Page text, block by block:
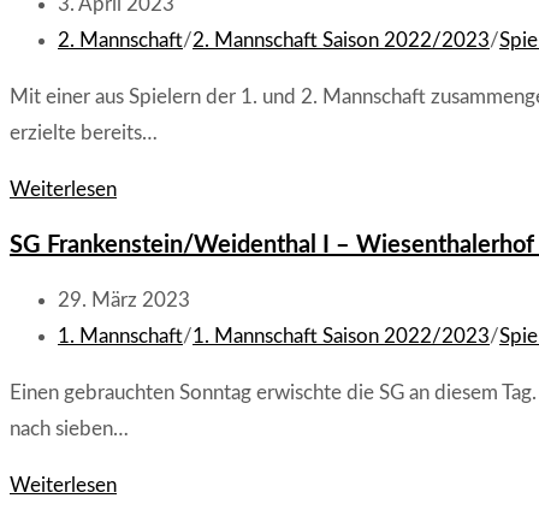
Waldleiningen
(0:3)
veröffentlicht:
3. April 2023
Beitrags-
2. Mannschaft/2. Mannschaft Saison 2022/2023/
Mit einer aus Spielern der 1. und 2. Mannschaft
erzielte bereits…
WeiterlesenSV
–
SG
Frankenstein/Weidenthal
2:6
(2:3)
SG Frankenstein/Weidenthal I – Wiesenthalerhof
Beitrag
veröffentlicht:
29. März 2023
Beitrags-
1. Mannschaft/1. Mannschaft Saison 2022/2023/
Einen gebrauchten Sonntag erwischte die SG an diesem
nach sieben…
WeiterlesenSG